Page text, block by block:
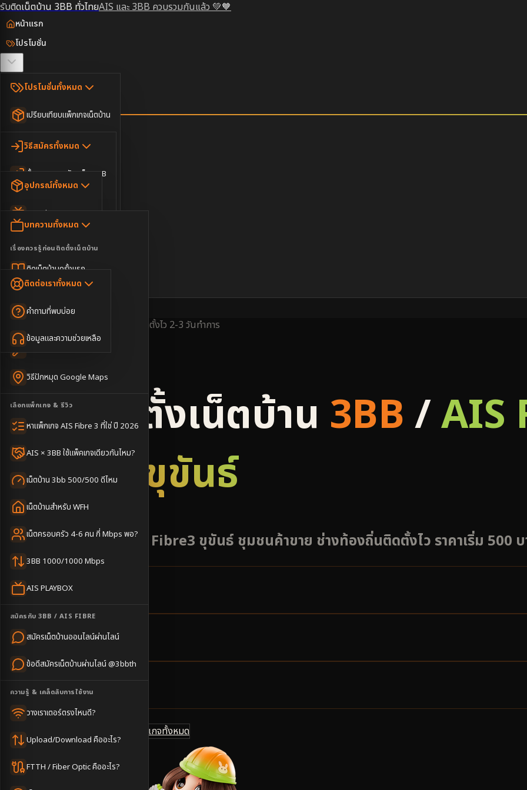
รับติดเน็ตบ้าน 3BB ทั่วไทยAIS และ 3BB ควบรวมกันแล้ว 💚🧡
หน้าแรก
โปรโมชั่น
โปรโมชั่นทั้งหมด
เปรียบเทียบแพ็กเกจเน็ตบ้าน
เน็ตบ้าน Super Fast
เน็ตบ้าน 2Gbps
เน็ตบ้านพร้อมกล่องทีวี
เน็ตบ้าน + Netflix
เน็ตบ้าน + บริการเสริม
เน็ตบ้านแรงทุกชั้น
ตรวจสอบพื้นที่
วิธีสมัครทั้งหมด
ขั้นตอนการสมัครเน็ต 3BB
อุปกรณ์
อุปกรณ์ทั้งหมด
AIS Play Box
Dongle เน็ตสำรอง
บทความ
บทความทั้งหมด
เรื่องควรรู้ก่อนติดตั้งเน็ตบ้าน
ติดเน็ตบ้านครั้งแรก
เทคนิคขอคิวช่างได้ไว
วิธีปักหมุด Google Maps
เลือกแพ็กเกจ & รีวิว
หาแพ็กเกจ AIS Fibre 3 ที่ใช่ ปี 2026
AIS × 3BB ใช้แพ็คเกจเดียวกันไหม?
เน็ตบ้าน 3bb 500/500 ดีไหม
เน็ตบ้านสำหรับ WFH
เน็ตครอบครัว 4-6 คน กี่ Mbps พอ?
3BB 1000/1000 Mbps
AIS PLAYBOX
สมัครกับ 3BB / AIS FIBRE
สมัครเน็ตบ้านออนไลน์ผ่านไลน์
ข้อดีสมัครเน็ตบ้านผ่านไลน์ @3bbth
ความรู้ & เคล็ดลับการใช้งาน
วางเราเตอร์ตรงไหนดี?
Upload/Download คืออะไร?
FTTH / Fiber Optic คืออะไร?
ข่าวสาร
ติดต่อเราทั้งหมด
คำถามที่พบบ่อย
ข้อมูลและความช่วยเหลือ
🇹🇭🇬🇧
ติดตั้งไว 2-3 วันทำการ
3BB & AIS Fibre
รับติดตั้งเน็ตบ้าน 3BB/AIS
อำเภอขุขันธ์
เน็ตบ้าน AIS 3BB Fibre3 ขุขันธ์ ชุมชนค้าขาย ช่างท้องถิ่นติดตั้งไว ราคาเริ่ม 500
22
2-3วันทำการ
500บาท/เดือน
ดูแพ็กเกจทั้งหมด